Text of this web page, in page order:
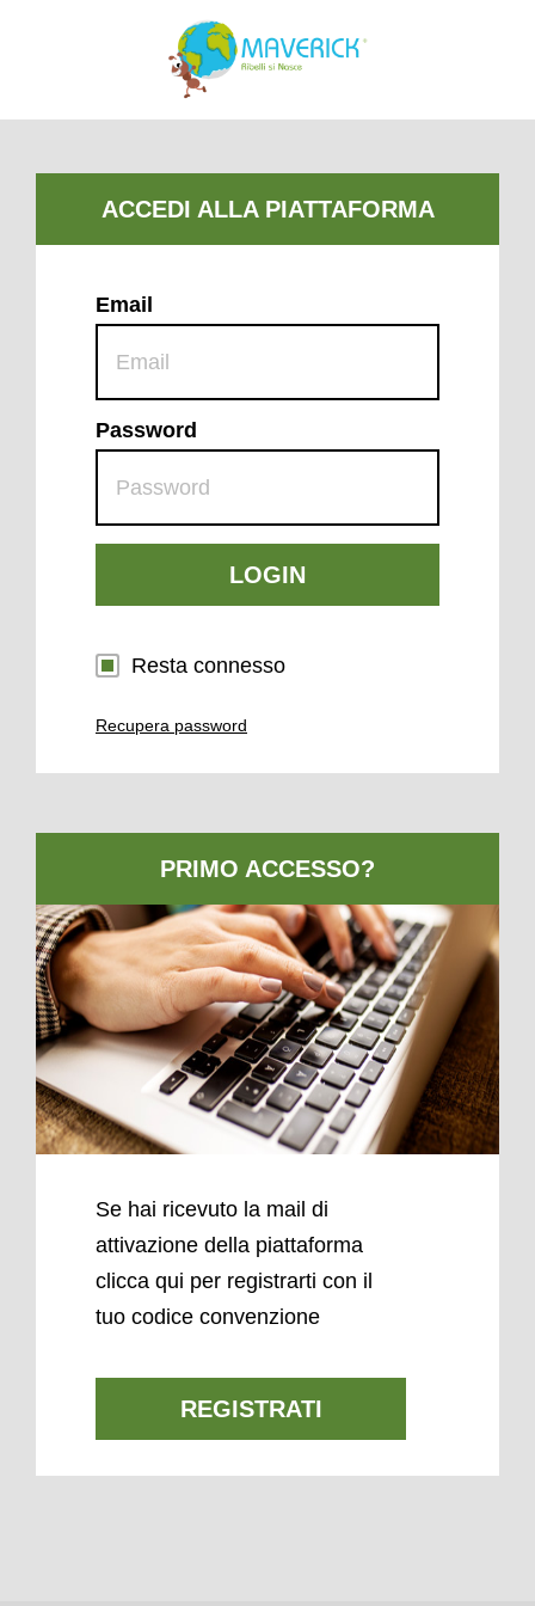
Email
Password
LOGIN
Resta connesso
Recupera password
Se hai ricevuto la mail di
attivazione della piattaforma
clicca qui per registrarti con il
tuo codice convenzione
REGISTRATI